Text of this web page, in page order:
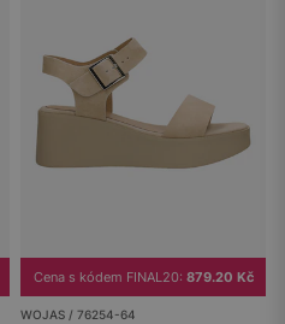
Cena s kódem FINAL20: 879.20 Kč
WOJAS / 76254-64